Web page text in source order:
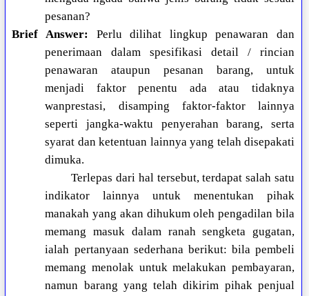
pesanan?
Brief Answer: Perlu dilihat lingkup penawaran dan
penerimaan dalam spesifikasi detail / rincian
penawaran ataupun pesanan barang, untuk
menjadi faktor penentu ada atau tidaknya
wanprestasi, disamping faktor-faktor lainnya
seperti jangka-waktu penyerahan barang, serta
syarat dan ketentuan lainnya yang telah disepakati
dimuka.
Terlepas dari hal tersebut, terdapat salah satu
indikator lainnya untuk menentukan pihak
manakah yang akan dihukum oleh pengadilan bila
memang masuk dalam ranah sengketa gugatan,
ialah pertanyaan sederhana berikut: bila pembeli
memang menolak untuk melakukan pembayaran,
namun barang yang telah dikirim pihak penjual